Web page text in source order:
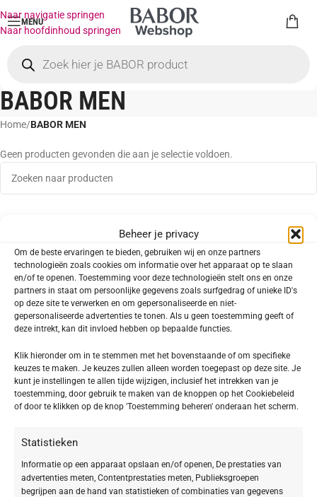
Beheer je privacy
Om de beste ervaringen te bieden, gebruiken wij en onze partners
technologieën zoals cookies om informatie over het apparaat op te slaan
en/of te openen. Toestemming voor deze technologieën stelt ons en onze
partners in staat om persoonlijke gegevens zoals surfgedrag of unieke ID's
op deze site te verwerken en om gepersonaliseerde en niet-
gepersonaliseerde advertenties te tonen. Als u geen toestemming geeft of
deze intrekt, kan dit invloed hebben op bepaalde functies.
Klik hieronder om in te stemmen met het bovenstaande of om specifieke
keuzes te maken. Je keuzes zullen alleen worden toegepast op deze site. Je
kunt je instellingen te allen tijde wijzigen, inclusief het intrekken van je
toestemming, door gebruik te maken van de knoppen op het Cookiebeleid
of door te klikken op de knop 'Toestemming beheren' onderaan het scherm.
Statistieken
Informatie op een apparaat opslaan en/of openen, De prestaties van
advertenties meten, Contentprestaties meten, Publieksgroepen
begrijpen aan de hand van statistieken of combinaties van gegevens
Naar navigatie springen
Naar hoofdinhoud springen
MENU
BABOR MEN
Home/BABOR MEN
Geen producten gevonden die aan je selectie voldoen.